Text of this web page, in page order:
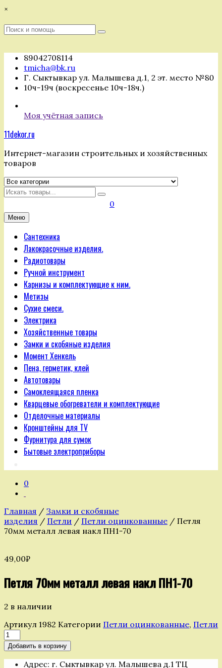
Перейти
содержимому
×
Поиск
Поиск
89042708114
tmicha@bk.ru
Г. Сыктывкар ул. Малышева д.1, 2 эт. место №80
10ч-19ч (воскресенье 10ч-18ч.)
Моя учётная запись
11dekor.ru
Интернет-магазин строительных и хозяйственных
товаров
Искать
0
Меню
Сантехника
Лакокрасочные изделия.
Радиотовары
Ручной инструмент
Карнизы и комплектующие к ним.
Метизы
Сухие смеси.
Электрика
Хозяйственные товары
Замки и скобяные изделия
Момент Хенкель
Пена, герметик, клей
Автотовары
Самоклеящаяся пленка
Кварцевые обогреватели и комплектующие
Отделочные материалы
Кронштейны для TV
Фурнитура для сумок
Бытовые электроприборы
0
Главная / Замки и скобяные
изделия / Петли / Петли оцинкованные / Петля
70мм металл левая накл ПН1-70
49,00₽
Петля 70мм металл левая накл ПН1-70
2 в наличии
Артикул 1982 Категории Петли оцинкованные, Петли
Количество
товара
Петля
70мм
Добавить в корзину
Адрес: г. Сыктывкар ул. Малышева д.1 ТЦ